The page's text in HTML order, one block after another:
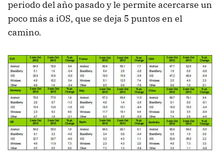
periodo del año pasado y le permite acercarse un
poco más a iOS, que se deja 5 puntos en el
camino.